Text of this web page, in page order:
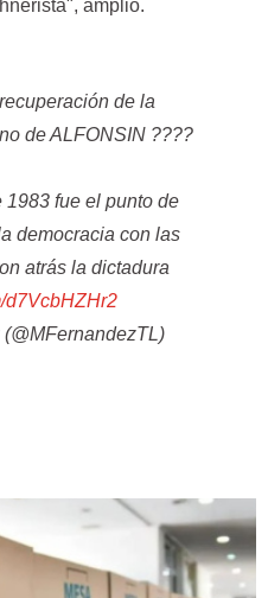
amplió.
de la
de ALFONSIN ????
1983 fue el punto de
democracia con las
atrás la dictadura
d7VcbHZHr2